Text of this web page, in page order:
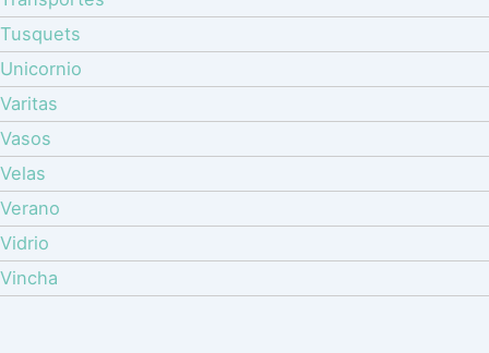
Tusquets
Unicornio
Varitas
Vasos
Velas
Verano
Vidrio
Vincha